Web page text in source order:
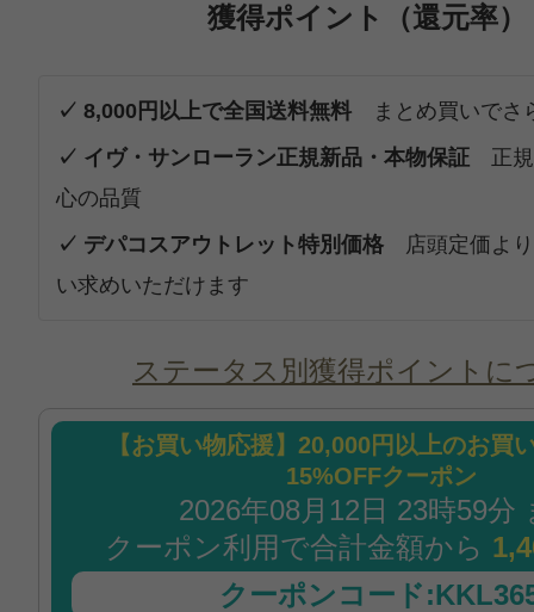
獲得ポイント（還元率）
✓ 8,000円以上で全国送料無料 まとめ買いでさ
✓ イヴ・サンローラン正規新品・本物保証 正規
心の品質
✓ デパコスアウトレット特別価格 店頭定価よ
い求めいただけます
ステータス別獲得ポイントに
【お買い物応援】20,000円以上のお買
15%OFFクーポン
2026年08月12日 23時59分
クーポン利用で合計金額から
クーポンコード